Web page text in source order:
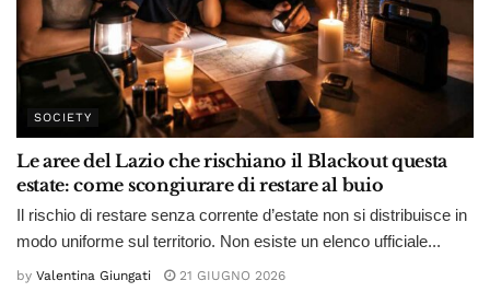
SOCIETY
Le aree del Lazio che rischiano il Blackout questa
estate: come scongiurare di restare al buio
Il rischio di restare senza corrente d’estate non si distribuisce in
modo uniforme sul territorio. Non esiste un elenco ufficiale...
by Valentina Giungati 21 GIUGNO 2026